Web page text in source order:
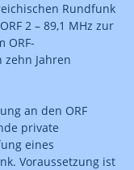
Rundfunk
2 – 89,1 MHz zur
ORF-
Jahren
an den ORF
private
eines
Voraussetzung ist